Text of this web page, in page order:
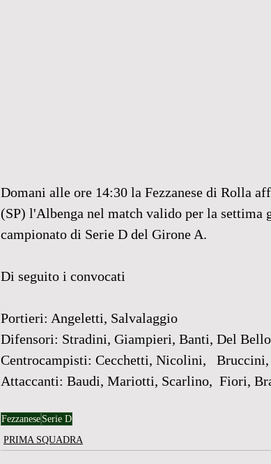
Domani alle ore 14:30 la Fezzanese di Rolla
(SP) l'Albenga nel match valido per la
campionato di Serie D del Girone A.
Di seguito i convocati
Portieri: Angeletti, Salvalaggio
Difensori: Stradini, Giampieri, Banti, Del
Centrocampisti: Cecchetti, Nicolini,
Attaccanti: Baudi, Mariotti, Scarlino,  Fiori,
Fezzanese Serie D
PRIMA SQUADRA